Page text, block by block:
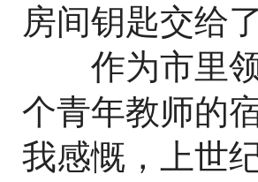
房间钥匙交给
作为市里领
个青年教师的
我感慨，上世